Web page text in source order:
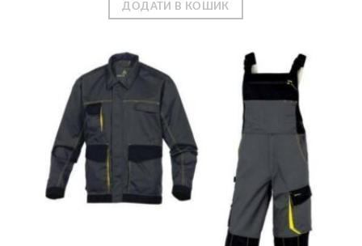
ДОДАТИ В КОШИК